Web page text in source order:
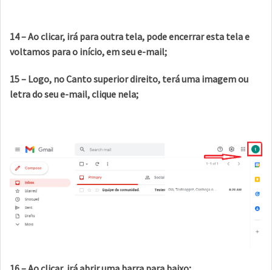
14 – Ao clicar, irá para outra tela, pode encerrar esta tela e
voltamos para o início, em seu e-mail;
15 – Logo, no Canto superior direito, terá uma imagem ou
letra do seu e-mail, clique nela;